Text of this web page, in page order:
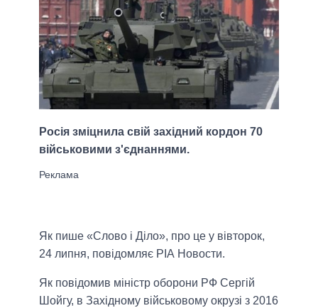
Росія зміцнила свій західний кордон 70
військовими з'єднаннями.
Як пише «Слово і Діло», про це у вівторок,
24 липня, повідомляє РІА Новости.
Як повідомив міністр оборони РФ Сергій
Шойгу, в Західному військовому окрузі з 2016